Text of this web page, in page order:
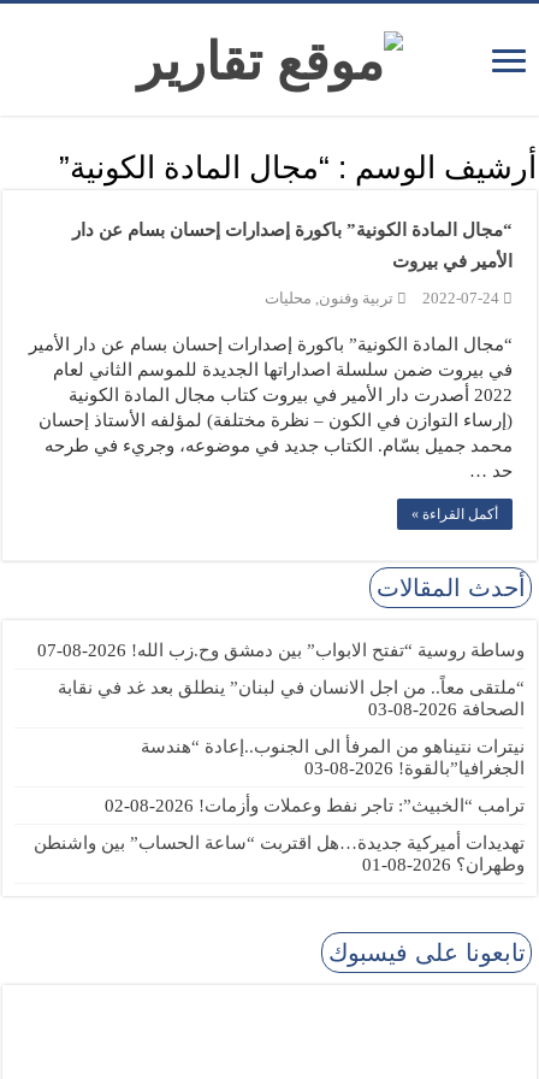
أرشيف الوسم : “مجال المادة الكونية”
“مجال المادة الكونية” باكورة إصدارات إحسان بسام عن دار
الأمير في بيروت
2022-07-24 تربية وفنون محليات
“مجال المادة الكونية” باكورة إصدارات إحسان بسام عن دار الأمير
في بيروت ضمن سلسلة اصداراتها الجديدة للموسم الثاني لعام
2022 أصدرت دار الأمير في بيروت كتاب مجال المادة الكونية
(إرساء التوازن في الكون – نظرة مختلفة) لمؤلفه الأستاذ إحسان
محمد جميل بسّام. الكتاب جديد في موضوعه، وجريء في طرحه
حد …
أكمل القراءة »
أحدث المقالات
وساطة روسية “تفتح الابواب” بين دمشق وح.زب الله! 2026-08-07
“ملتقى معاً.. من اجل الانسان في لبنان” ينطلق بعد غد في نقابة
الصحافة 2026-08-03
نيترات نتيناهو من المرفأ الى الجنوب..إعادة “هندسة
الجغرافيا”بالقوة! 2026-08-03
ترامب “الخبيث”: تاجر نفط وعملات وأزمات! 2026-08-02
تهديدات أميركية جديدة…هل اقتربت “ساعة الحساب” بين واشنطن
وطهران؟ 2026-08-01
تابعونا على فيسبوك